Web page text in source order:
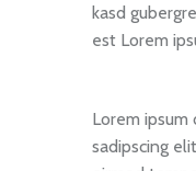
kasd
est Lorem
Lorem
sadipscing